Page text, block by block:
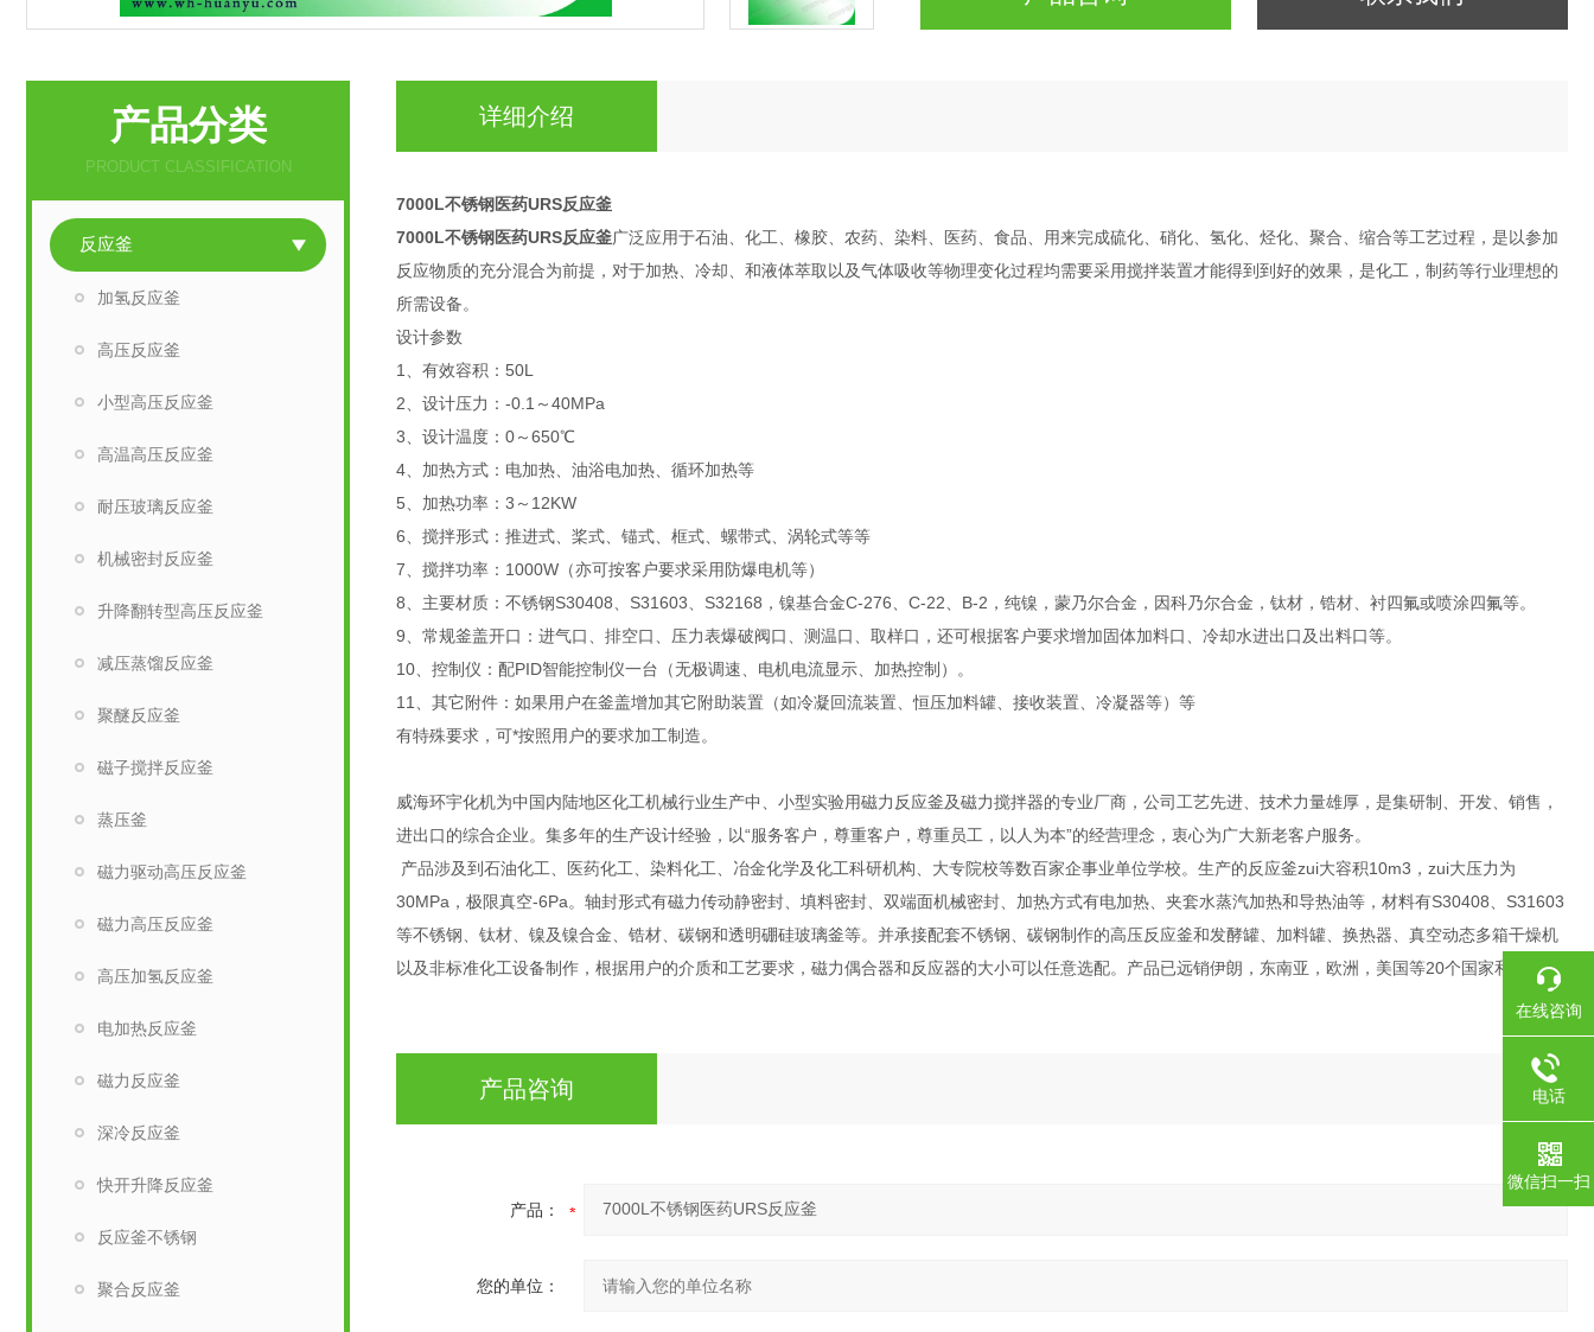
产品分类
PRODUCT CLASSIFICATION
反应釜
加氢反应釜
高压反应釜
小型高压反应釜
高温高压反应釜
耐压玻璃反应釜
机械密封反应釜
升降翻转型高压反应釜
减压蒸馏反应釜
聚醚反应釜
磁子搅拌反应釜
蒸压釜
磁力驱动高压反应釜
磁力高压反应釜
高压加氢反应釜
电加热反应釜
磁力反应釜
深冷反应釜
快开升降反应釜
反应釜不锈钢
聚合反应釜
详细介绍
7000L不锈钢医药URS反应釜
7000L不锈钢医药URS反应釜广泛应用于石油、化工、橡胶、农药、染料、医药、食品、用来完成硫化、硝化、氢化、烃化、聚合、缩合等工艺过程，是以参加
反应物质的充分混合为前提，对于加热、冷却、和液体萃取以及气体吸收等物理变化过程均需要采用搅拌装置才能得到到好的效果，是化工，制药等行业理想的
所需设备。
设计参数
1、有效容积：50L
2、设计压力：-0.1～40MPa
3、设计温度：0～650℃
4、加热方式：电加热、油浴电加热、循环加热等
5、加热功率：3～12KW
6、搅拌形式：推进式、桨式、锚式、框式、螺带式、涡轮式等等
7、搅拌功率：1000W（亦可按客户要求采用防爆电机等）
8、主要材质：不锈钢S30408、S31603、S32168，镍基合金C-276、C-22、B-2，纯镍，蒙乃尔合金，因科乃尔合金，钛材，锆材、衬四氟或喷涂四氟等。
9、常规釜盖开口：进气口、排空口、压力表爆破阀口、测温口、取样口，还可根据客户要求增加固体加料口、冷却水进出口及出料口等。
10、控制仪：配PID智能控制仪一台（无极调速、电机电流显示、加热控制）。
11、其它附件：如果用户在釜盖增加其它附助装置（如冷凝回流装置、恒压加料罐、接收装置、冷凝器等）等
有特殊要求，可*按照用户的要求加工制造。
威海环宇化机为中国内陆地区化工机械行业生产中、小型实验用磁力反应釜及磁力搅拌器的专业厂商，公司工艺先进、技术力量雄厚，是集研制、开发、销售，
进出口的综合企业。集多年的生产设计经验，以“服务客户，尊重客户，尊重员工，以人为本”的经营理念，衷心为广大新老客户服务。
产品涉及到石油化工、医药化工、染料化工、冶金化学及化工科研机构、大专院校等数百家企事业单位学校。生产的反应釜zui大容积10m3，zui大压力为
30MPa，极限真空-6Pa。轴封形式有磁力传动静密封、填料密封、双端面机械密封、加热方式有电加热、夹套水蒸汽加热和导热油等，材料有S30408、S31603
等不锈钢、钛材、镍及镍合金、锆材、碳钢和透明硼硅玻璃釜等。并承接配套不锈钢、碳钢制作的高压反应釜和发酵罐、加料罐、换热器、真空动态多箱干燥机
以及非标准化工设备制作，根据用户的介质和工艺要求，磁力偶合器和反应器的大小可以任意选配。产品已远销伊朗，东南亚，欧洲，美国等20个国家和地区。
产品咨询
产品：
您的单位：
在线咨询
电话
微信扫一扫